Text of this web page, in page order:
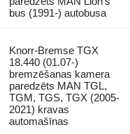
bus (1991-) autobusa
Knorr-Bremse TGX
18.440 (01.07-)
bremzēšanas kamera
paredzēts MAN TGL,
TGM, TGS, TGX (2005-
2021) kravas
automašīnas